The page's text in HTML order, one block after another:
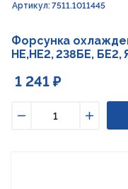
Артикул: 7511.1011445
Форсунка
НЕ,НЕ2, 238БЕ, БЕ2,
1 241 ₽